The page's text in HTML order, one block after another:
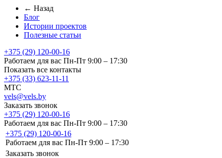
← Назад
Блог
Истории проектов
Полезные статьи
+375 (29) 120-00-16
Работаем для вас Пн-Пт 9:00 – 17:30
Показать все контакты
+375 (33) 623-11-11
MTC
vels@vels.by
Заказать звонок
+375 (29) 120-00-16
Работаем для вас Пн-Пт 9:00 – 17:30
+375 (29) 120-00-16
Работаем для вас Пн-Пт 9:00 – 17:30
Заказать звонок